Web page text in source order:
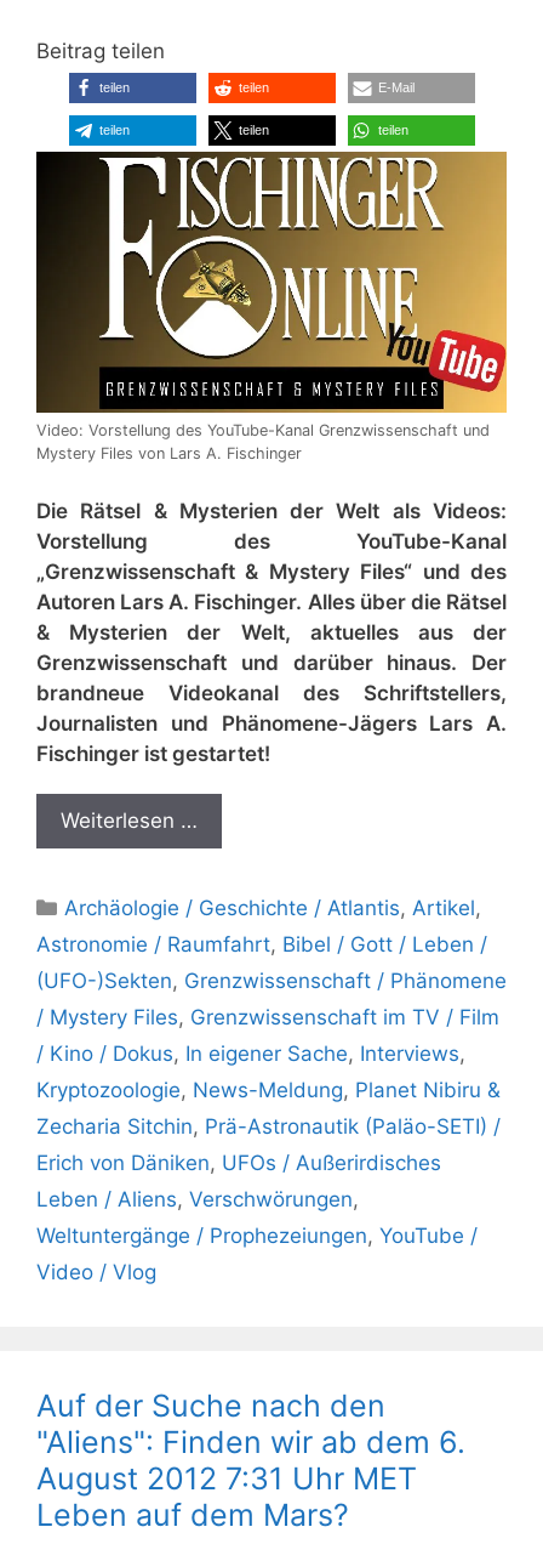
Beitrag teilen
teilen teilen E-Mail
teilen teilen teilen
Video: Vorstellung des YouTube-Kanal Grenzwissenschaft und
Mystery Files von Lars A. Fischinger
Die Rätsel & Mysterien der Welt als Videos:
Vorstellung des YouTube-Kanal
„Grenzwissenschaft & Mystery Files“ und des
Autoren Lars A. Fischinger. Alles über die Rätsel
& Mysterien der Welt, aktuelles aus der
Grenzwissenschaft und darüber hinaus. Der
brandneue Videokanal des Schriftstellers,
Journalisten und Phänomene-Jägers Lars A.
Fischinger ist gestartet!
Weiterlesen …
Kategorien
Archäologie / Geschichte / Atlantis, Artikel,
Astronomie / Raumfahrt, Bibel / Gott / Leben /
(UFO-)Sekten, Grenzwissenschaft / Phänomene
/ Mystery Files, Grenzwissenschaft im TV / Film
/ Kino / Dokus, In eigener Sache, Interviews,
Kryptozoologie, News-Meldung, Planet Nibiru &
Zecharia Sitchin, Prä-Astronautik (Paläo-SETI) /
Erich von Däniken, UFOs / Außerirdisches
Leben / Aliens, Verschwörungen,
Weltuntergänge / Prophezeiungen, YouTube /
Video / Vlog
Auf der Suche nach den
"Aliens": Finden wir ab dem 6.
August 2012 7:31 Uhr MET
Leben auf dem Mars?